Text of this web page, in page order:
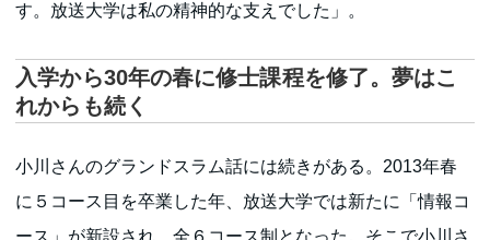
す。放送大学は私の精神的な支えでした」。
入学から30年の春に修士課程を修了。夢はこ
れからも続く
小川さんのグランドスラム話には続きがある。2013年春
に５コース目を卒業した年、放送大学では新たに「情報コ